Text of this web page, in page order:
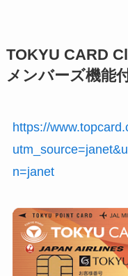
TOKYU CARD
メンバーズ機能
https://
n=janet